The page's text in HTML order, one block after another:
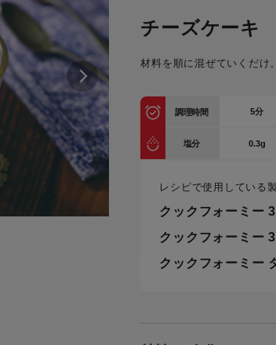
ン・鍋
力鍋
マルチみじん切り器
保存容器
ドリンクウェア
キッチンツール
カトラリー
炊飯器
アイロン・衣類スチーマー
ルチみじん切り器一覧
容器一覧
ンクウェア一覧
ッチンツール一覧
ラリー一覧
器一覧
ハンドブレンダ
フードプロセッ
トースター一覧
電気圧力鍋一覧
生活家電一覧
すべての生活家
毛玉クリーナー
ァール会員に関するよくある
ティファールの歴史
CM・ブランド動画
グループセブジャパン
カスタマーハラスメント
について
採用情報
チーズケーキ
材料を順に混ぜていくだけ
調理時間 5分
塩分 0.3g
レシピで使用している
クックフォーミー
クックフォーミー
クックフォーミー